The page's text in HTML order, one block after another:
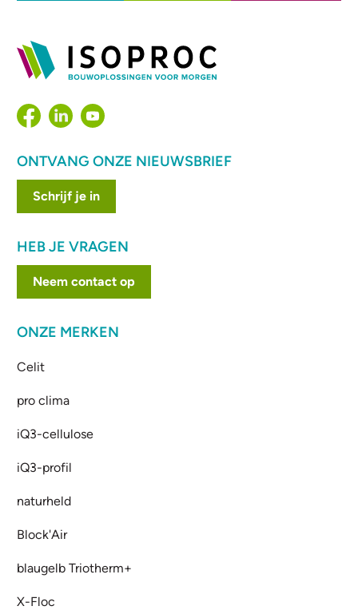
ONTVANG ONZE NIEUWSBRIEF
Schrijf je in
HEB JE VRAGEN
Neem contact op
ONZE MERKEN
Celit
pro clima
iQ3-cellulose
iQ3-profil
naturheld
Block'Air
blaugelb Triotherm+
X-Floc